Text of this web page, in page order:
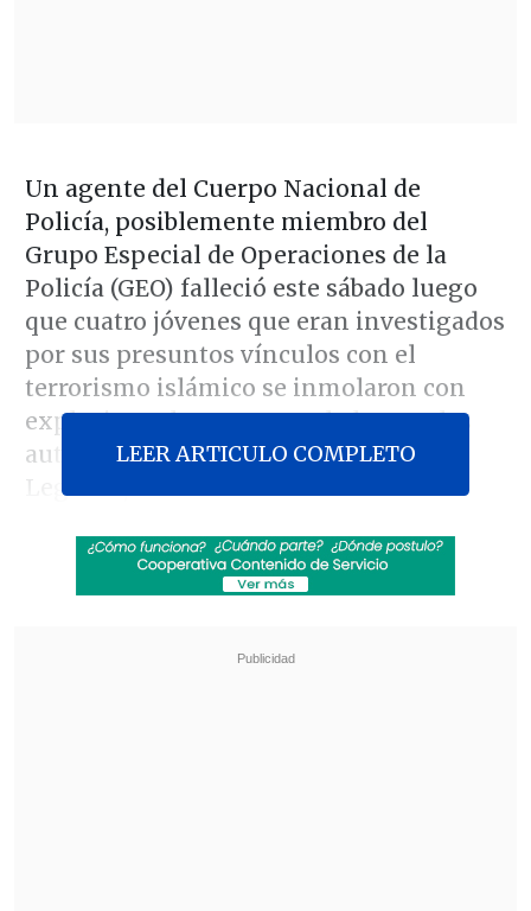
Un agente del Cuerpo Nacional de
Policía, posiblemente miembro del
Grupo Especial de Operaciones de la
Policía (GEO) falleció este sábado luego
que cuatro jóvenes que eran investigados
por sus presuntos vínculos con el
terrorismo islámico se inmolaron con
explosivos al verse acorralados por las
autoridades españolas en un edificio
Leganés, localidad cercana a Madrid.
Al alero de Trump e Israel, De la Espriella da un
LEER ARTICULO COMPLETO